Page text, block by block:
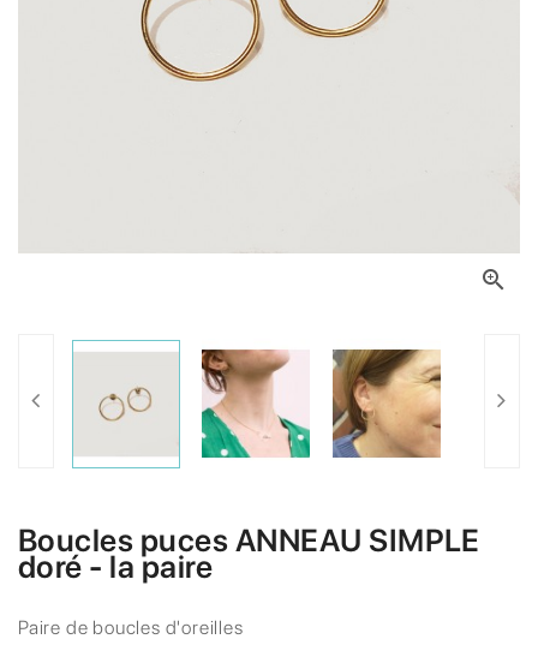

Boucles puces ANNEAU SIMPLE
doré - la paire
Paire de boucles d'oreilles